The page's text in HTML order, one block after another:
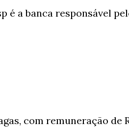
é a banca responsável
com remuneração de